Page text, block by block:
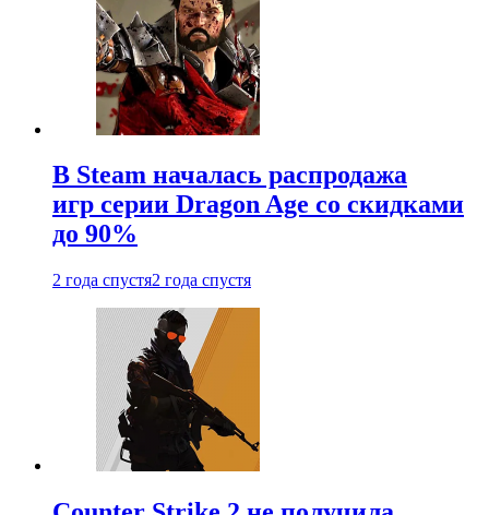
В Steam началась распродажа
игр серии Dragon Age со скидками
до 90%
2 года спустя2 года спустя